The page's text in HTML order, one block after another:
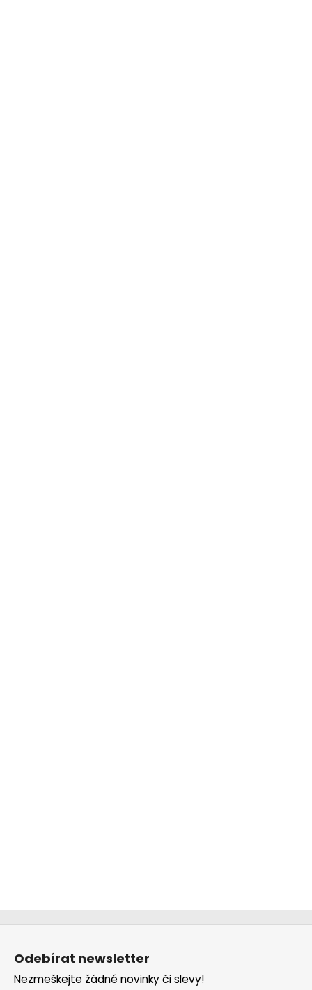
Z
Odebírat newsletter
Nezmeškejte žádné novinky či slevy!